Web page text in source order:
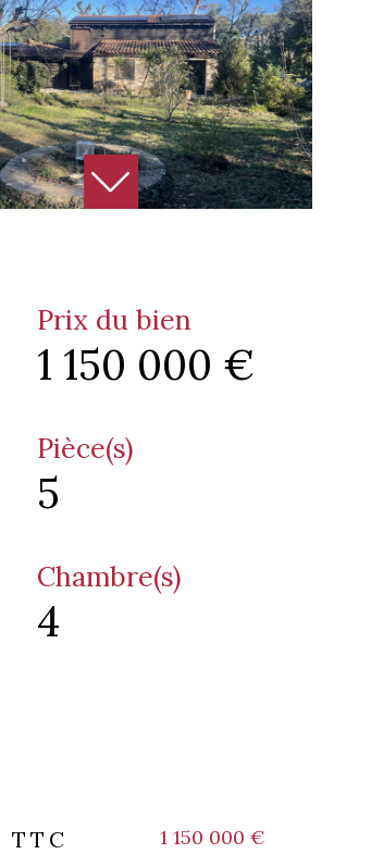
Prix du bien
1 150 000 €
Pièce(s)
5
Chambre(s)
4
1 150 000 €